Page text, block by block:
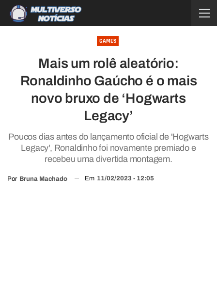
GAMES
Mais um rolê aleatório:
Ronaldinho Gaúcho é o mais
novo bruxo de ‘Hogwarts
Legacy’
Poucos dias antes do lançamento oficial de 'Hogwarts
Legacy', Ronaldinho foi novamente premiado e
recebeu uma divertida montagem.
Por Bruna Machado Em 11/02/2023 - 12:05